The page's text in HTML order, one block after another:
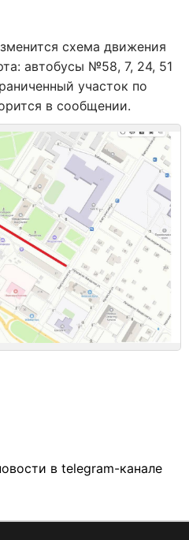
схема движения
автобусы №58, 7, 24, 51
участок по
в сообщении.
в telegram-канале